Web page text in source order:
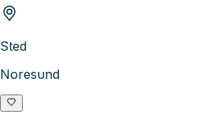
Sted
Noresund